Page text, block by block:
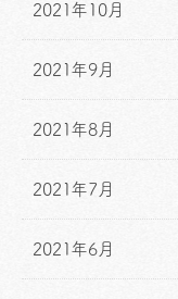
2021年10月
2021年9月
2021年8月
2021年7月
2021年6月